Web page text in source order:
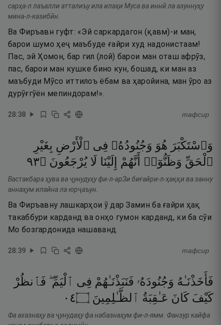
сарҳа-л лаъалли атталиъу ила илаҳи Муса ва иннӣ ла азуннуҳу
мина-л-казибӣн.
Ва Фиръавн гуфт: «Эй саркардагон (қавм)-и ман,
барои шумо ҳеҷ маъбуде ғайри худ надонистаам!
Пас, эй Ҳомон, бар гил (лой) барои ман оташ афрӯз,
пас, барои ман кушке бино кун, бошад, ки ман аз
маъбуди Мӯсо иттилоъ ёбам ва ҳаройина, ман ӯро аз
дурӯғгӯён мепиндорам!».
28:38 тафсир
وَٱسْتَكْبَرَ هُوَ وَجُنُودُهُۥ فِى ٱلْأَرْضِ بِغَيْرِ
ٱلْحَقِّ وَظَنُّوٓا۟ أَنَّهُمْ إِلَيْنَا لَا يُرْجَعُونَ ۝٣٩
Вастакбара ҳува ва ҷунудуҳу фи-л-арЗи биғайри-л-ҳаққи ва занну
аннаҳум илайна ла юрҷаъун.
Ва Фиръавну лашкарҳои ӯ дар Замин ба ғайри ҳақ
такаббури карданд ва онҳо гумон карданд, ки ба сӯи
Мо бозгардонида нашаванд.
28:39 тафсир
فَأَخَذْنَـٰهُ وَجُنُودَهُۥ فَنَبَذْنَـٰهُمْ فِى ٱلْيَمِّ ۖ فَٱنظُرْ
كَيْفَ كَانَ عَـٰقِبَةُ ٱلظَّـٰلِمِينَ ۝٤٠
Фа ахазнаҳу ва ҷунудаҳу фа набазнаҳум фи-л-ямм. Фанзур кайфа